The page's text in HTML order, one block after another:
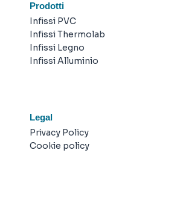
Prodotti
Infissi PVC
Infissi Thermolab
Infissi Legno
Infissi Alluminio
Legal
Privacy Policy
Cookie policy